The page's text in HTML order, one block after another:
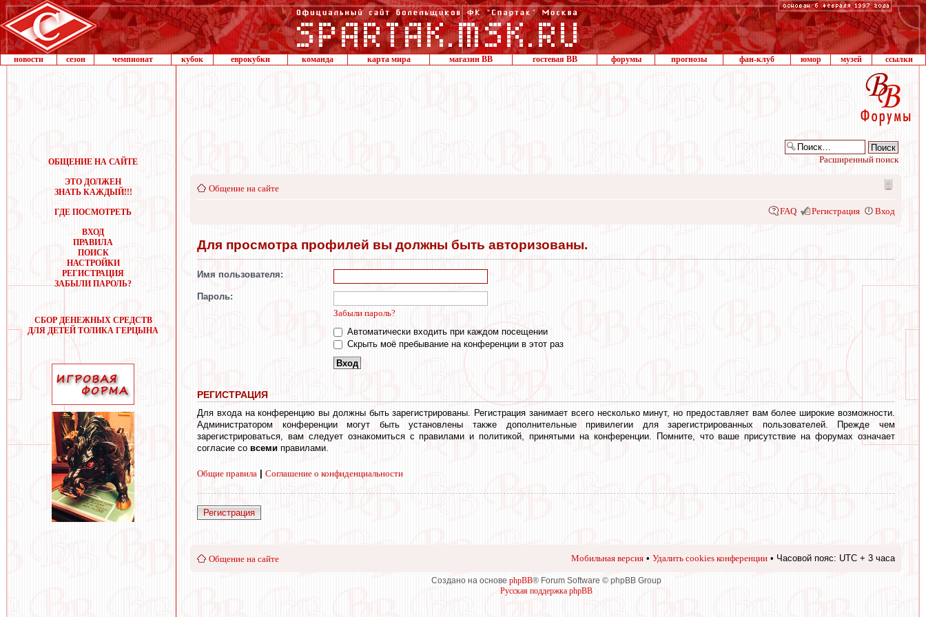
новости сезон чемпионат кубок еврокубки команда карта мира магазин ВВ гостевая ВВ форумы прогнозы фан-клуб юмор музей ссылки
ОБЩЕНИЕ НА САЙТЕ
ЭТО ДОЛЖЕН
ЗНАТЬ КАЖДЫЙ!!!
ГДЕ ПОСМОТРЕТЬ
ВХОД
ПРАВИЛА
ПОИСК
НАСТРОЙКИ
РЕГИСТРАЦИЯ
ЗАБЫЛИ ПАРОЛЬ?
СБОР ДЕНЕЖНЫХ СРЕДСТВ
ДЛЯ ДЕТЕЙ ТОЛИКА ГЕРЦЫНА
Расширенный поиск
Общение на сайте
FAQ Регистрация Вход
Для просмотра профилей вы должны быть авторизованы.
Имя пользователя:
Пароль:
Забыли пароль?
Автоматически входить при каждом посещении
Скрыть моё пребывание на конференции в этот раз
РЕГИСТРАЦИЯ
Для входа на конференцию вы должны быть зарегистрированы. Регистрация занимает всего несколько минут, но предоставляет вам более широкие возможности.
Администратором конференции могут быть установлены также дополнительные привилегии для зарегистрированных пользователей. Прежде чем
зарегистрироваться, вам следует ознакомиться с правилами и политикой, принятыми на конференции. Помните, что ваше присутствие на форумах означает
согласие со всеми правилами.
Общие правила Соглашение о конфиденциальности
Регистрация
Общение на сайте Мобильная версия • Удалить cookies конференции • Часовой пояс: UTC + 3 часа
Создано на основе phpBB® Forum Software © phpBB Group
Русская поддержка phpBB